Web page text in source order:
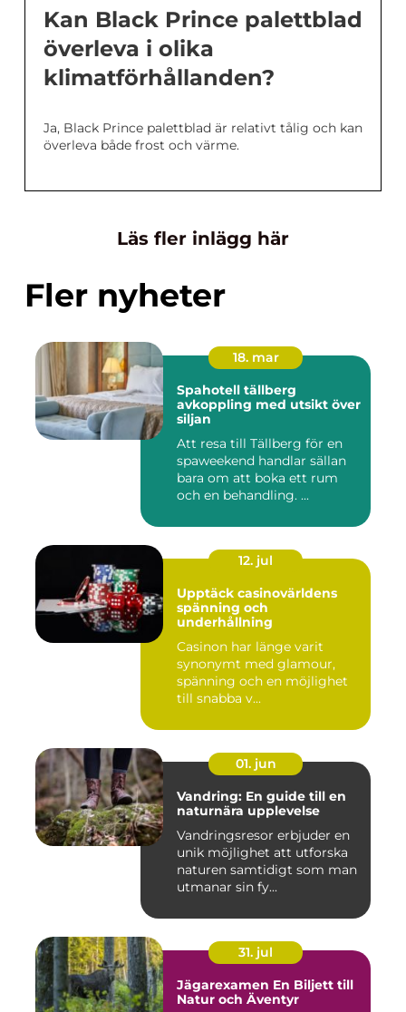
Kan Black Prince palettblad
överleva i olika
klimatförhållanden?
Ja, Black Prince palettblad är relativt tålig och kan
överleva både frost och värme.
Läs fler inlägg här
Fler nyheter
18. mar
Spahotell tällberg
avkoppling med utsikt över
siljan
Att resa till Tällberg för en
spaweekend handlar sällan
bara om att boka ett rum
och en behandling. ...
12. jul
Upptäck casinovärldens
spänning och
underhållning
Casinon har länge varit
synonymt med glamour,
spänning och en möjlighet
till snabba v...
01. jun
Vandring: En guide till en
naturnära upplevelse
Vandringsresor erbjuder en
unik möjlighet att utforska
naturen samtidigt som man
utmanar sin fy...
31. jul
Jägarexamen En Biljett till
Natur och Äventyr